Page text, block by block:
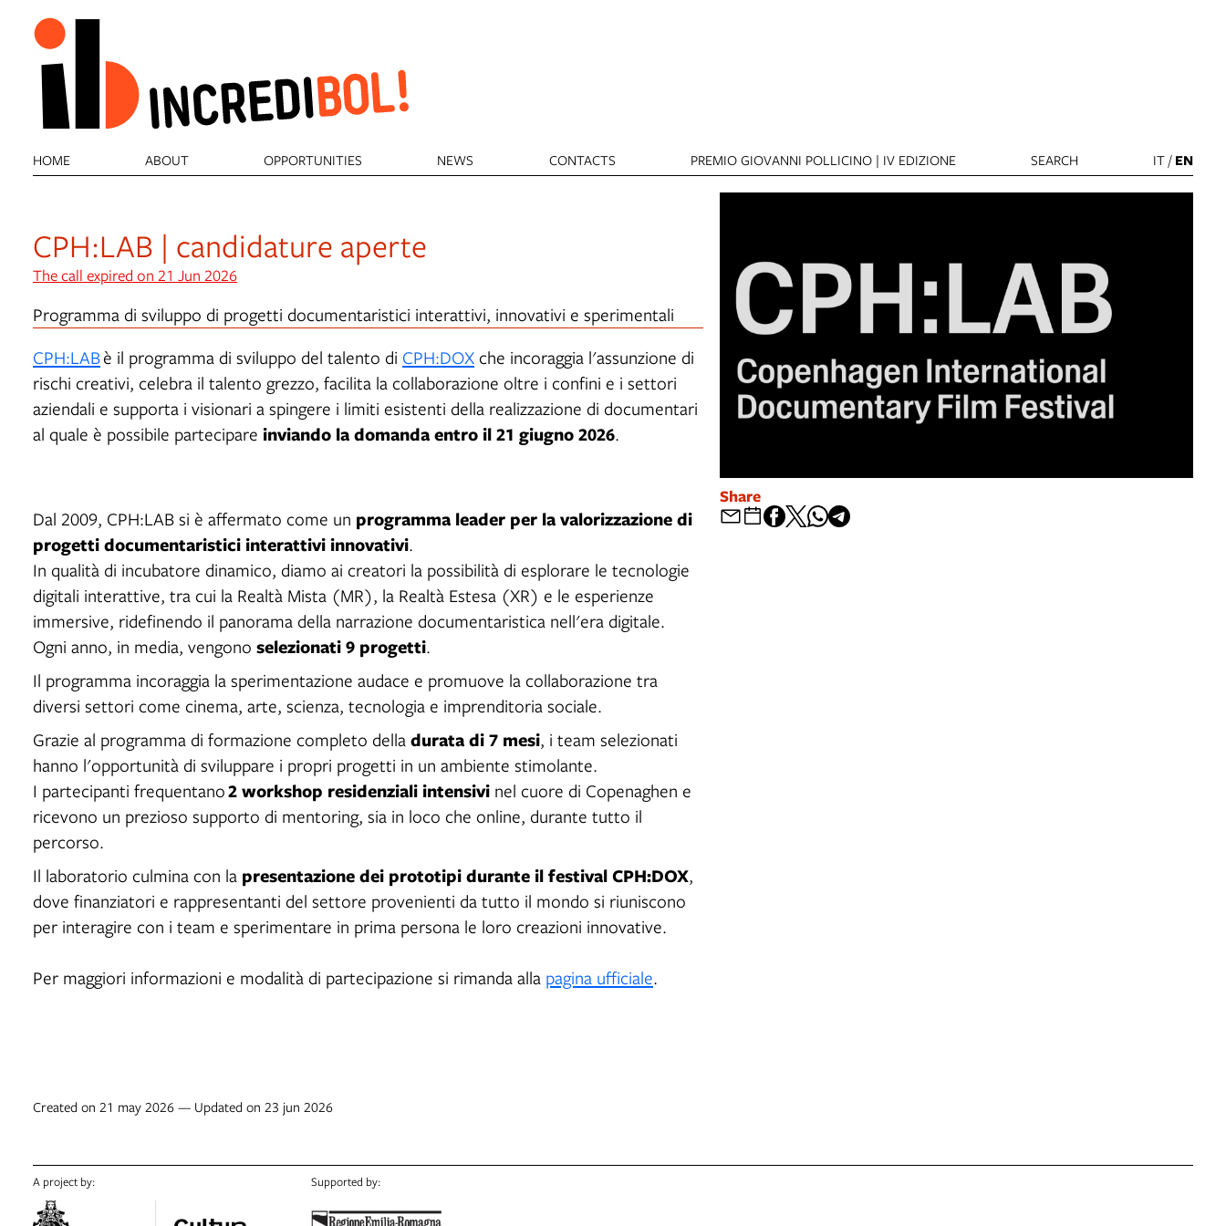
HOME ABOUT OPPORTUNITIES NEWS CONTACTS PREMIO GIOVANNI POLLICINO | IV EDIZIONE SEARCH IT/ EN
CPH:LAB | candidature aperte
The call expired on 21 Jun 2026
Programma di sviluppo di progetti documentaristici interattivi, innovativi e sperimentali
CPH:LABè il programma di sviluppo del talento di CPH:DOX che incoraggia l'assunzione di
rischi creativi, celebra il talento grezzo, facilita la collaborazione oltre i confini e i settori
aziendali e supporta i visionari a spingere i limiti esistenti della realizzazione di documentari
al quale è possibile partecipare inviando la domanda entro il 21 giugno 2026.
Dal 2009, CPH:LAB si è affermato come un programma leader per la valorizzazione di
progetti documentaristici interattivi innovativi.
In qualità di incubatore dinamico, diamo ai creatori la possibilità di esplorare le tecnologie
digitali interattive, tra cui la Realtà Mista (MR), la Realtà Estesa (XR) e le esperienze
immersive, ridefinendo il panorama della narrazione documentaristica nell'era digitale.
Ogni anno, in media, vengono selezionati 9 progetti.
Il programma incoraggia la sperimentazione audace e promuove la collaborazione tra
diversi settori come cinema, arte, scienza, tecnologia e imprenditoria sociale.
Grazie al programma di formazione completo della durata di 7 mesi, i team selezionati
hanno l'opportunità di sviluppare i propri progetti in un ambiente stimolante.
I partecipanti frequentano2 workshop residenziali intensivi nel cuore di Copenaghen e
ricevono un prezioso supporto di mentoring, sia in loco che online, durante tutto il
percorso.
Il laboratorio culmina con la presentazione dei prototipi durante il festival CPH:DOX,
dove finanziatori e rappresentanti del settore provenienti da tutto il mondo si riuniscono
per interagire con i team e sperimentare in prima persona le loro creazioni innovative.
Per maggiori informazioni e modalità di partecipazione si rimanda alla pagina ufficiale.
Share
Created on 21 may 2026 — Updated on 23 jun 2026
A project by: Supported by: